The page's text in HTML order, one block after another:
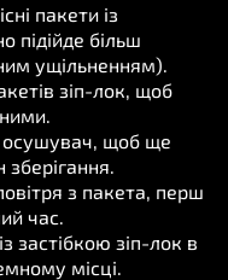
пакети із
підійде більш
ущільненням).
зіп-лок, щоб
осушувач, щоб ще
з пакета, перш
час.
застібкою зіп-лок в
місці.